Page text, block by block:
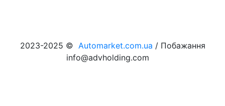
2023-2025 © Automarket.com.ua / Побажання
info@advholding.com